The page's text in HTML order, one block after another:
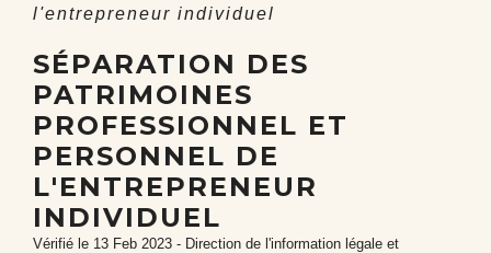
l'entrepreneur individuel
SÉPARATION DES
PATRIMOINES
PROFESSIONNEL ET
PERSONNEL DE
L'ENTREPRENEUR
INDIVIDUEL
Vérifié le 13 Feb 2023 - Direction de l'information légale et